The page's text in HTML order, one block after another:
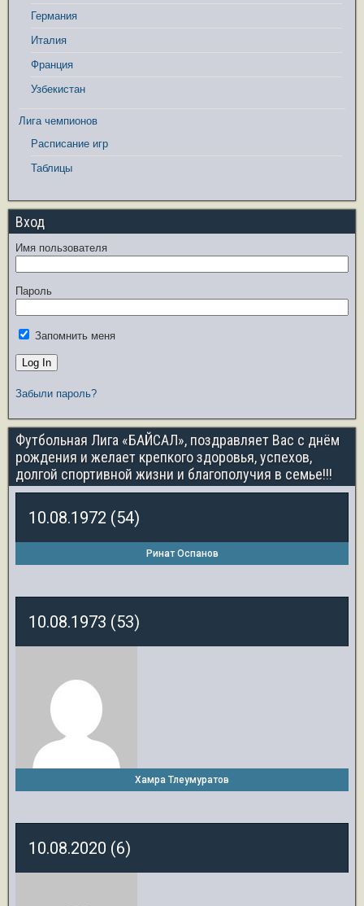
Германия
Италия
Франция
Узбекистан
Лига чемпионов
Расписание игр
Таблицы
Вход
Имя пользователя
Пароль
Запомнить меня
Забыли пароль?
Футбольная Лига «БАЙСАЛ», поздравляет Вас с днём
рождения и желает крепкого здоровья, успехов,
долгой спортивной жизни и благополучия в семье!!!
10.08.1972 (54)
Ринат Оспанов
10.08.1973 (53)
Хамра Тлеумуратов
10.08.2020 (6)